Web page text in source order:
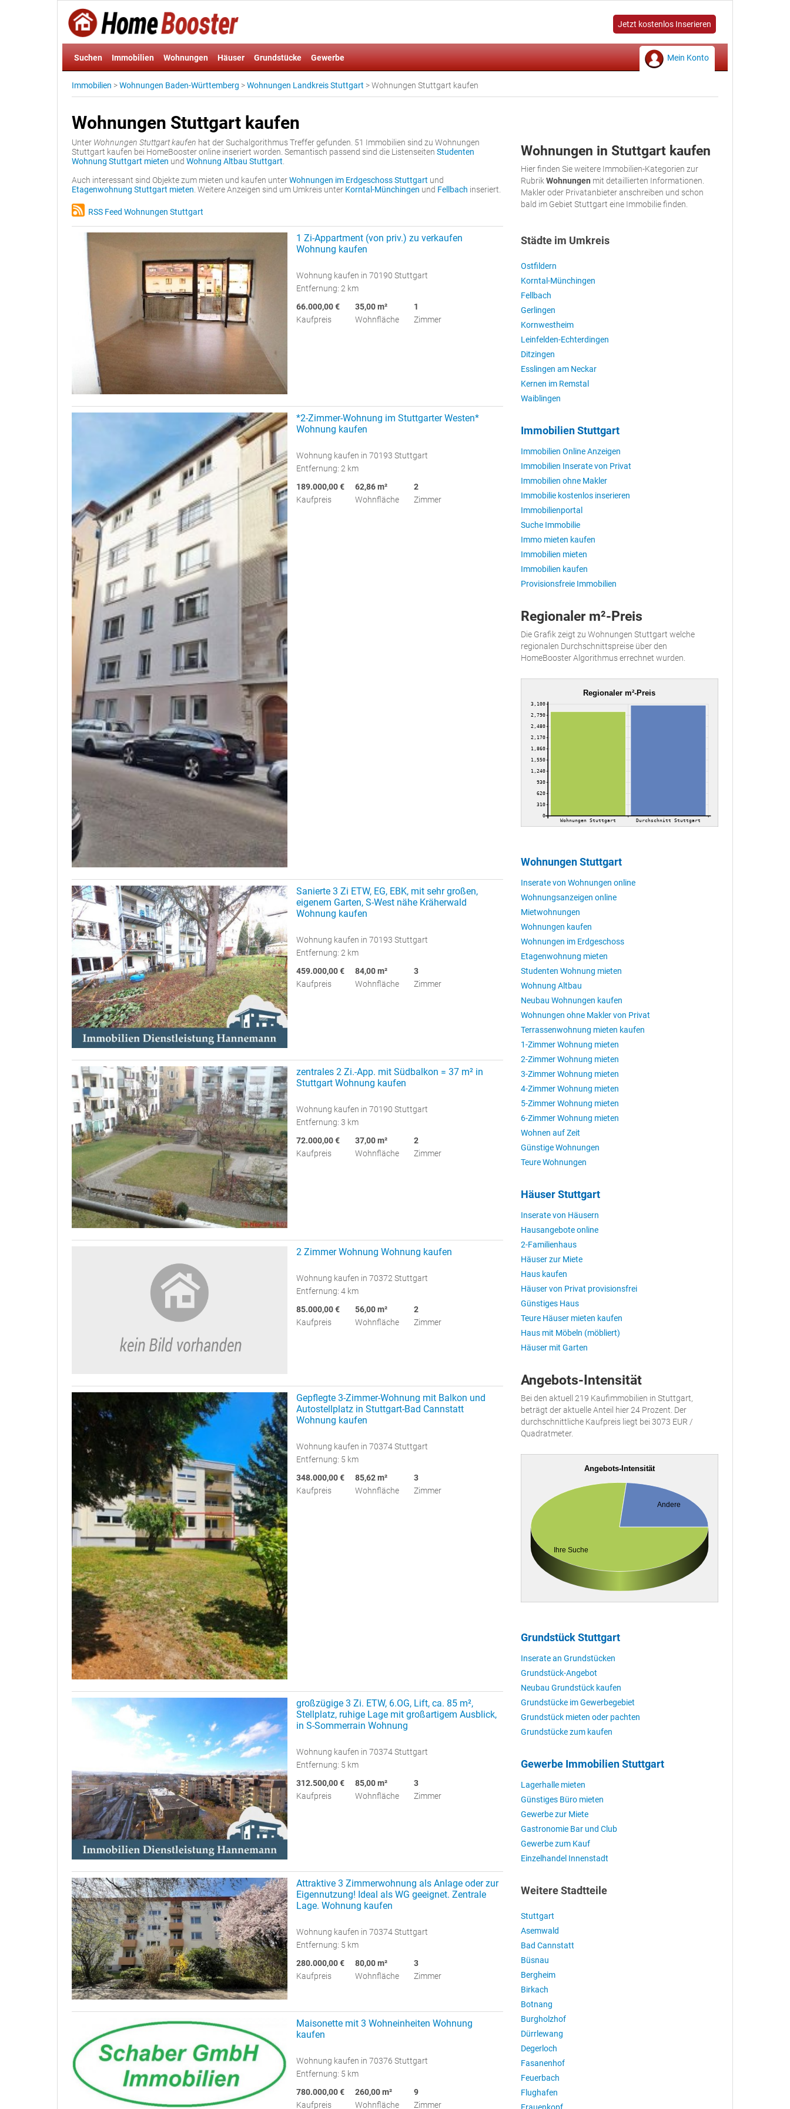
Jetzt kostenlos Inserieren
Suchen Immobilien Wohnungen Häuser Grundstücke Gewerbe Mein Konto
Immobilien >Wohnungen Baden-Württemberg >Wohnungen Landkreis Stuttgart >Wohnungen Stuttgart kaufen
Wohnungen Stuttgart kaufen
Unter Wohnungen Stuttgart kaufen hat der Suchalgorithmus Treffer gefunden. 51 Immobilien sind zu Wohnungen
Stuttgart kaufen bei HomeBooster online inseriert worden. Semantisch passend sind die Listenseiten Studenten
Wohnung Stuttgart mieten und Wohnung Altbau Stuttgart
Auch interessant sind Objekte zum mieten und kaufen unterWohnungen im Erdgeschoss Stuttgart und
Etagenwohnung Stuttgart mieten . Weitere Anzeigen sind um Umkreis unter Korntal-Münchingen und Fellbach inseriert.
RSS Feed Wohnungen Stuttgart
1 Zi-Appartment (von priv.) zu verkaufen
Wohnung kaufen
Wohnung kaufen in 70190 Stuttgart
Entfernung: 2 km
66.000,00 €
Kaufpreis
35,00 m²
Wohnfläche
1
Zimmer
*2-Zimmer-Wohnung im Stuttgarter Westen*
Wohnung kaufen
Wohnung kaufen in 70193 Stuttgart
Entfernung: 2 km
189.000,00 €
Kaufpreis
62,86 m²
Wohnfläche
2
Zimmer
Sanierte 3 Zi ETW, EG, EBK, mit sehr großen,
eigenem Garten, S-West nähe Kräherwald
Wohnung kaufen
Wohnung kaufen in 70193 Stuttgart
Entfernung: 2 km
459.000,00 €
Kaufpreis
84,00 m²
Wohnfläche
3
Zimmer
zentrales 2 Zi.-App. mit Südbalkon = 37 m² in
Stuttgart Wohnung kaufen
Wohnung kaufen in 70190 Stuttgart
Entfernung: 3 km
72.000,00 €
Kaufpreis
37,00 m²
Wohnfläche
2
Zimmer
2 Zimmer Wohnung Wohnung kaufen
Wohnung kaufen in 70372 Stuttgart
Entfernung: 4 km
85.000,00 €
Kaufpreis
56,00 m²
Wohnfläche
2
Zimmer
Gepflegte 3-Zimmer-Wohnung mit Balkon und
Autostellplatz in Stuttgart-Bad Cannstatt
Wohnung kaufen
Wohnung kaufen in 70374 Stuttgart
Entfernung: 5 km
348.000,00 €
Kaufpreis
85,62 m²
Wohnfläche
3
Zimmer
großzügige 3 Zi. ETW, 6.OG, Lift, ca. 85 m²,
Stellplatz, ruhige Lage mit großartigem Ausblick,
in S-Sommerrain Wohnung
Wohnung kaufen in 70374 Stuttgart
Entfernung: 5 km
312.500,00 €
Kaufpreis
85,00 m²
Wohnfläche
3
Zimmer
Attraktive 3 Zimmerwohnung als Anlage oder zur
Eigennutzung! Ideal als WG geeignet. Zentrale
Lage. Wohnung kaufen
Wohnung kaufen in 70374 Stuttgart
Entfernung: 5 km
280.000,00 €
Kaufpreis
80,00 m²
Wohnfläche
3
Zimmer
Maisonette mit 3 Wohneinheiten Wohnung
kaufen
Wohnung kaufen in 70376 Stuttgart
Entfernung: 5 km
780.000,00 €
Kaufpreis
260,00 m²
Wohnfläche
9
Zimmer
Wohnungen in Stuttgart kaufen
Hier finden Sie weitere Immobilien-Kategorien zur
Rubrik Wohnungen mit detaillierten Informationen.
Makler oder Privatanbieter anschreiben und schon
bald im Gebiet Stuttgart eine Immobilie finden.
Städte im Umkreis
Ostfildern
Korntal-Münchingen
Fellbach
Gerlingen
Kornwestheim
Leinfelden-Echterdingen
Ditzingen
Esslingen am Neckar
Kernen im Remstal
Waiblingen
Immobilien Stuttgart
Immobilien Online Anzeigen
Immobilien Inserate von Privat
Immobilien ohne Makler
Immobilie kostenlos inserieren
Immobilienportal
Suche Immobilie
Immo mieten kaufen
Immobilien mieten
Immobilien kaufen
Provisionsfreie Immobilien
Regionaler m²-Preis
Die Grafik zeigt zu Wohnungen Stuttgart welche
regionalen Durchschnittspreise über den
HomeBooster Algorithmus errechnet wurden.
Regionaler m²-Preis
0
310
620
930
1,240
1,550
1,860
2,170
2,480
2,790
3,100
Wohnungen Stuttgart Durchschnitt Stuttgart
Wohnungen Stuttgart
Inserate von Wohnungen online
Wohnungsanzeigen online
Mietwohnungen
Wohnungen kaufen
Wohnungen im Erdgeschoss
Etagenwohnung mieten
Studenten Wohnung mieten
Wohnung Altbau
Neubau Wohnungen kaufen
Wohnungen ohne Makler von Privat
Terrassenwohnung mieten kaufen
1-Zimmer Wohnung mieten
2-Zimmer Wohnung mieten
3-Zimmer Wohnung mieten
4-Zimmer Wohnung mieten
5-Zimmer Wohnung mieten
6-Zimmer Wohnung mieten
Wohnen auf Zeit
Günstige Wohnungen
Teure Wohnungen
Häuser Stuttgart
Inserate von Häusern
Hausangebote online
2-Familienhaus
Häuser zur Miete
Haus kaufen
Häuser von Privat provisionsfrei
Günstiges Haus
Teure Häuser mieten kaufen
Haus mit Möbeln (möbliert)
Häuser mit Garten
Angebots-Intensität
Bei den aktuell 219 Kaufimmobilien in Stuttgart,
beträgt der aktuelle Anteil hier 24 Prozent. Der
durchschnittliche Kaufpreis liegt bei 3073 EUR /
Quadratmeter.
Angebots-Intensität
Ihre Suche
Andere
Grundstück Stuttgart
Inserate an Grundstücken
Grundstück-Angebot
Neubau Grundstück kaufen
Grundstücke im Gewerbegebiet
Grundstück mieten oder pachten
Grundstücke zum kaufen
Gewerbe Immobilien Stuttgart
Lagerhalle mieten
Günstiges Büro mieten
Gewerbe zur Miete
Gastronomie Bar und Club
Gewerbe zum Kauf
Einzelhandel Innenstadt
Weitere Stadtteile
Stuttgart
Asemwald
Bad Cannstatt
Büsnau
Bergheim
Birkach
Botnang
Burgholzhof
Dürrlewang
Degerloch
Fasanenhof
Feuerbach
Flughafen